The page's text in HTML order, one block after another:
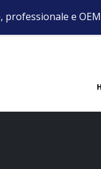
e OEM